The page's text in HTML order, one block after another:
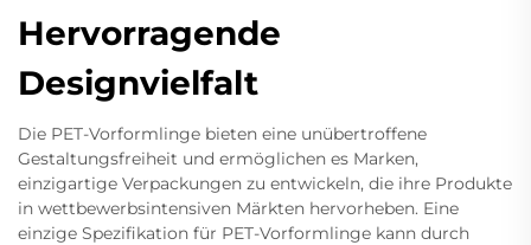
Hervorragende
Designvielfalt
Die PET-Vorformlinge bieten eine unübertroffene
Gestaltungsfreiheit und ermöglichen es Marken,
einzigartige Verpackungen zu entwickeln, die ihre Produkte
in wettbewerbsintensiven Märkten hervorheben. Eine
einzige Spezifikation für PET-Vorformlinge kann durch